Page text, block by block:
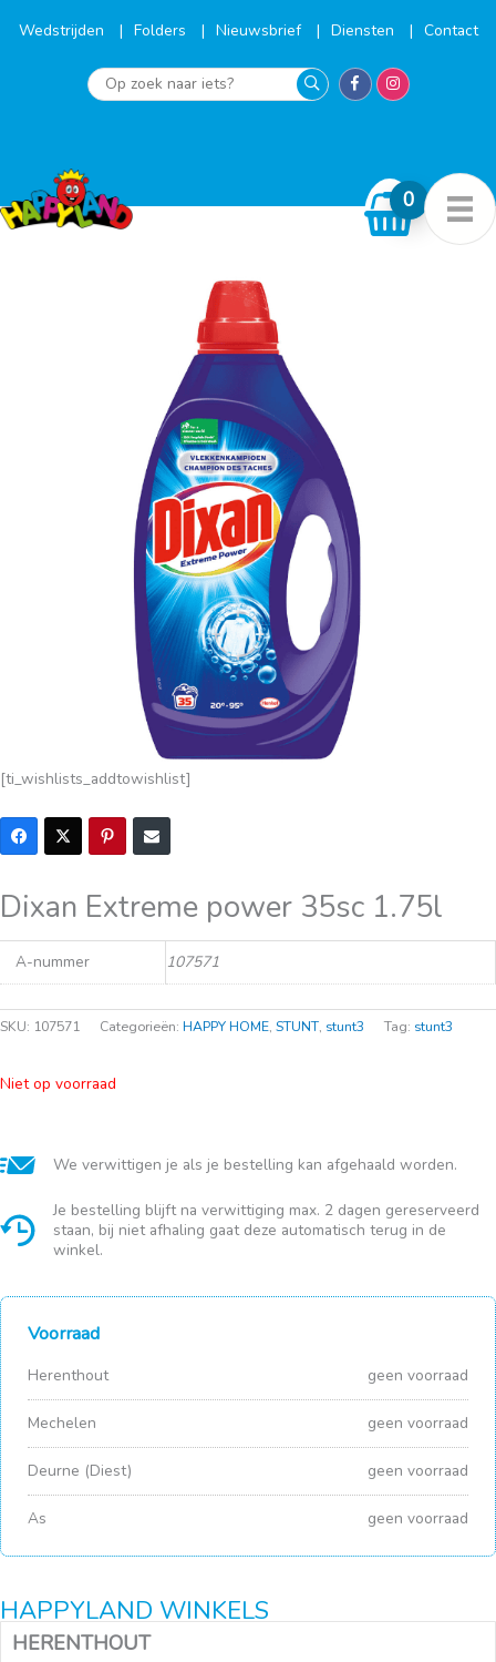
naarWedstrijden Folders Nieuwsbrief Diensten Contact
Op
[ti_wishlists_addtowishlist]
Dixan Extreme power 35sc 1.75l
A-nummer 107571
SKU: 107571 Categorieën: HAPPY HOME, STUNT, stunt3 Tag: stunt3
Niet op voorraad
We verwittigen je als je bestelling kan afgehaald worden.
Je bestelling blijft na verwittiging max. 2 dagen gereserveerd
staan, bij niet afhaling gaat deze automatisch terug in de
winkel.
Voorraad
Herenthout geen voorraad
Mechelen geen voorraad
Deurne (Diest) geen voorraad
As geen voorraad
HAPPYLAND WINKELS
HERENTHOUT